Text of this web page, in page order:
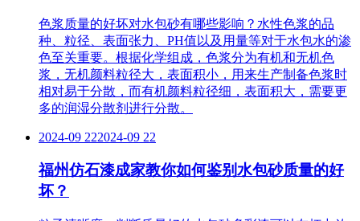
色浆质量的好坏对水包砂有哪些影响？水性色浆的品
种、粒径、表面张力、PH值以及用量等对于水包水的渗
色至关重要。根据化学组成，色浆分为有机和无机色
浆，无机颜料粒径大，表面积小，用来生产制备色浆时
相对易于分散，而有机颜料粒径细，表面积大，需要更
多的润湿分散剂进行分散。
2024-09 222024-09 22
福州仿石漆成家教你如何鉴别水包砂质量的好
坏？